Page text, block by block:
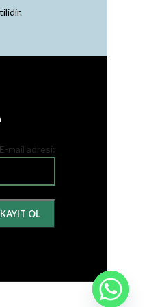
E-mail adresi: